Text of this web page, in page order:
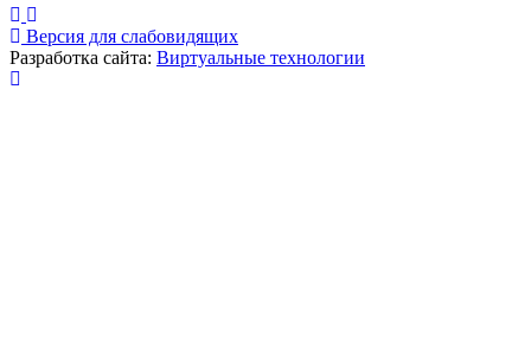
Версия для слабовидящих
Разработка сайта: Виртуальные технологии